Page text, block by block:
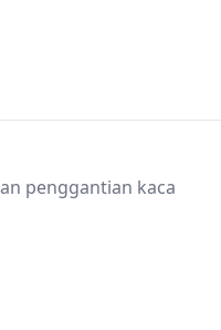
penggantian kaca
Business Profile